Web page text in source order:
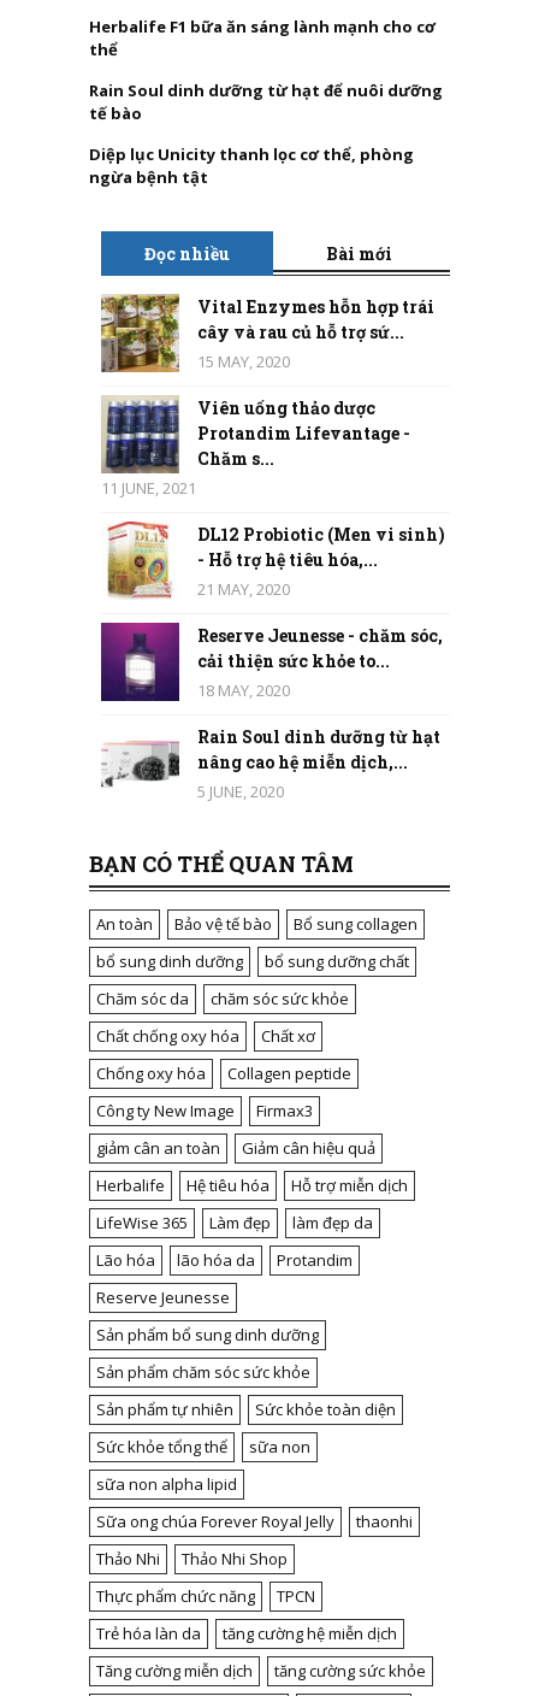
Herbalife F1 bữa ăn sáng lành mạnh cho cơ
thể
Rain Soul dinh dưỡng từ hạt để nuôi dưỡng
tế bào
Diệp lục Unicity thanh lọc cơ thể, phòng
ngừa bệnh tật
Đọc nhiều Bài mới
Vital Enzymes hỗn hợp trái
cây và rau củ hỗ trợ sứ...
15 MAY, 2020
Viên uống thảo dược
Protandim Lifevantage -
Chăm s...
11 JUNE, 2021
DL12 Probiotic (Men vi sinh)
- Hỗ trợ hệ tiêu hóa,...
21 MAY, 2020
Reserve Jeunesse - chăm sóc,
cải thiện sức khỏe to...
18 MAY, 2020
Rain Soul dinh dưỡng từ hạt
nâng cao hệ miễn dịch,...
5 JUNE, 2020
BẠN CÓ THỂ QUAN TÂM
An toàn Bảo vệ tế bào
Bổ sung collagen
bổ sung dinh dưỡng
bổ sung dưỡng chất
Chăm sóc da
chăm sóc sức khỏe
Chất chống oxy hóa
Chất xơ
Chống oxy hóa
Collagen peptide
Công ty New Image
Firmax3
giảm cân an toàn
Giảm cân hiệu quả
Herbalife
Hệ tiêu hóa
Hỗ trợ miễn dịch
LifeWise 365
Làm đẹp
làm đẹp da
Lão hóa
lão hóa da
Protandim
Reserve Jeunesse
Sản phẩm bổ sung dinh dưỡng
Sản phẩm chăm sóc sức khỏe
Sản phẩm tự nhiên
Sức khỏe toàn diện
Sức khỏe tổng thể
sữa non
sữa non alpha lipid
Sữa ong chúa Forever Royal Jelly
thaonhi
Thảo Nhi
Thảo Nhi Shop
Thực phẩm chức năng
TPCN
Trẻ hóa làn da
tăng cường hệ miễn dịch
Tăng cường miễn dịch
tăng cường sức khỏe